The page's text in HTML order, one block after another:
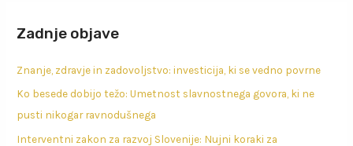
Zadnje objave
Znanje, zdravje in zadovoljstvo: investicija, ki se vedno povrne
Ko besede dobijo težo: Umetnost slavnostnega govora, ki ne
pusti nikogar ravnodušnega
Interventni zakon za razvoj Slovenije: Nujni koraki za